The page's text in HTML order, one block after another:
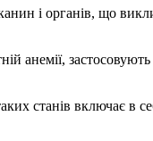
і органів, що
анемії,
станів включає в